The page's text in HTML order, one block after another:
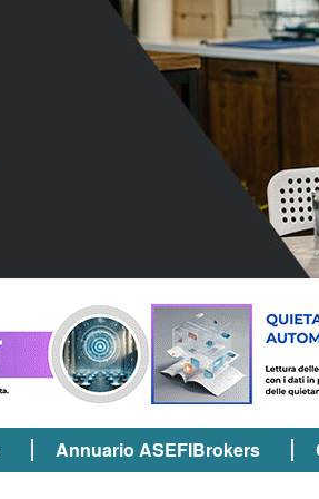
Annuario ASEFIBrokers